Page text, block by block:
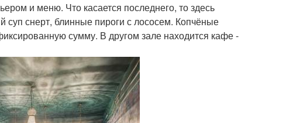
и меню. Что касается последнего, то здесь
суп снерт, блинные пироги с лососем. Копчёные
сумму. В другом зале находится кафе -